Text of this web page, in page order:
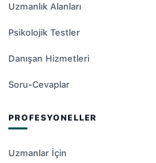
Uzmanlık Alanları
Psikolojik Testler
Danışan Hizmetleri
Soru-Cevaplar
PROFESYONELLER
Uzmanlar İçin